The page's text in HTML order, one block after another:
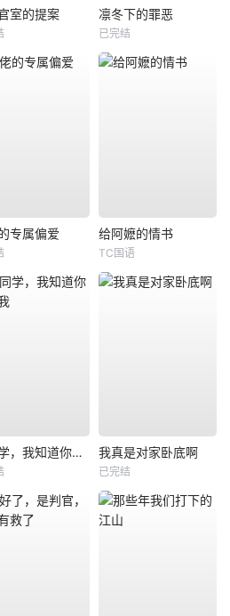
室的提案 凛冬下的罪恶
已完结
专属偏爱 给阿嬷的情书
TC国语
傅同学，我知道你暗恋我 我真是对家卧底啊
已完结